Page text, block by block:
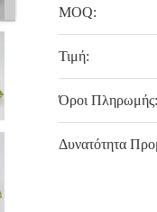
MOQ:
Τιμή:
Όροι Πληρωμής:
Δυνατότητα